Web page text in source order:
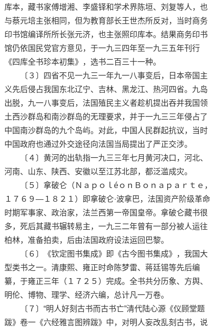
库本，藏书家傅增湘、李盛铎和学术界陈垣、刘复等人，也
与蔡元培主张相同，但为教育部长王世杰所反对，当时商务
印书馆编译所所长张元济，也主张照印库本。结果商务印书
馆仍依国民党官方意见，于一九三四年至一九三五年刊行
《四库全书珍本初集》，选书二百三十一种。
〔３〕四省不见一九三一年九一八事变后，日本帝国主
义先后侵占我国东北辽宁、吉林、黑龙江、热河四省。九岛
出脱，九一八事变后，法国殖民主义者趁机提出吞并我国领
土西沙群岛和南沙群岛的无理要求，并于一九三三年侵占了
中国南沙群岛的九个岛屿。对此，中国人民群起抗议，当时
中国政府也通过外交途径向法国当局提出了严正交涉。
〔４〕黄河的出轨指一九三三年七月黄河决口，河北、
河南、山东、陕西、安徽以至江苏北部，都泛滥成灾。
〔５〕拿破仑（ＮａｐｏｌéｏｎＢｏｎａｐａｒｔｅ，
１７６９—１８２１）即拿破仑·波拿巴，法国资产阶级革命
时期军事家、政治家，法兰西第一帝国皇帝。拿破仑藏书很
多，死后其藏书辗转易主，一九三二年曾有一部分被人运往
柏林，准备拍卖，后由法国政府设法运回巴黎。
〔６〕《钦定图书集成》即《古今图书集成》，我国大
型类书之一。清康熙、雍正时命陈梦雷、蒋廷锡等先后编
纂，于雍正三年（１７２５）完成。全书共分历象、方舆、
明伦、博物、理学、经济六编，总计凡一万卷。
〔７〕“明人好刻古书而古书亡”清代陆心源《仪顾堂题
跋》卷一《六经雅言图辨跋》中，对明人妄改乱刻古书，说